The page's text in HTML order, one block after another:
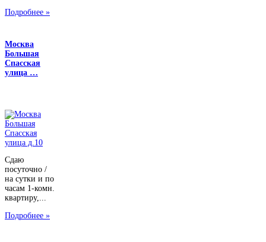
Подробнее »
Москва
Большая
Спасская
улица …
Сдаю
посуточно /
на сутки и по
часам 1-комн.
квартиру,...
Подробнее »